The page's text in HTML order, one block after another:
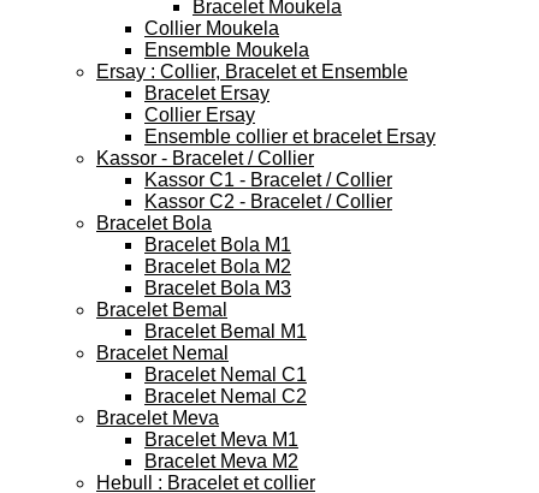
Bracelet Moukela
Collier Moukela
Ensemble Moukela
Ersay : Collier, Bracelet et Ensemble
Bracelet Ersay
Collier Ersay
Ensemble collier et bracelet Ersay
Kassor - Bracelet / Collier
Kassor C1 - Bracelet / Collier
Kassor C2 - Bracelet / Collier
Bracelet Bola
Bracelet Bola M1
Bracelet Bola M2
Bracelet Bola M3
Bracelet Bemal
Bracelet Bemal M1
Bracelet Nemal
Bracelet Nemal C1
Bracelet Nemal C2
Bracelet Meva
Bracelet Meva M1
Bracelet Meva M2
Hebull : Bracelet et collier